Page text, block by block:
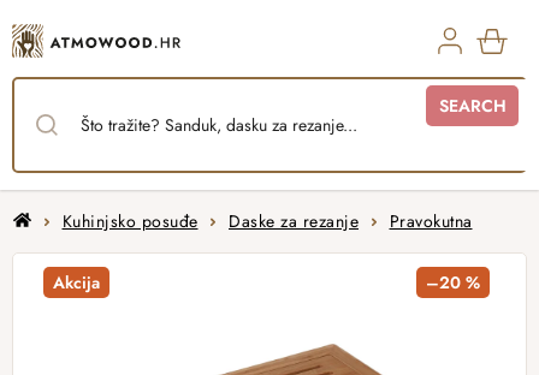
to
content
SEARCH
HomeKuhinjsko posuđe Daske za rezanje Pravokutna
Akcija –20 %